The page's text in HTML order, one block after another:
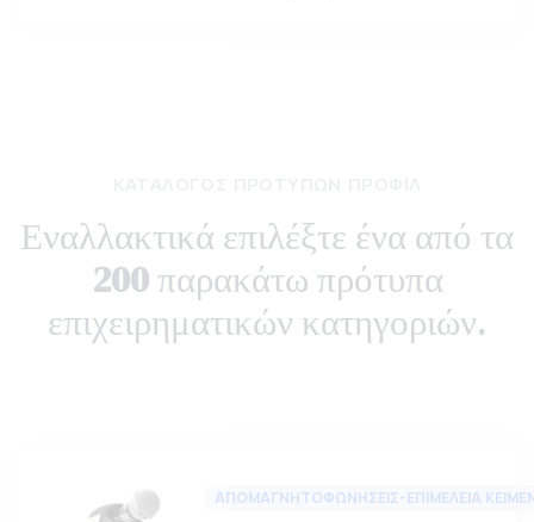
Εναλλακτικά επιλέξτε ένα από τα
200παρακάτω πρότυπα
επιχειρηματικών κατηγοριών.
ΑΠΟΜΑΓΝΗΤΟΦΩΝΗΣΕΙΣ-ΕΠΙΜΕΛΕΙΑ